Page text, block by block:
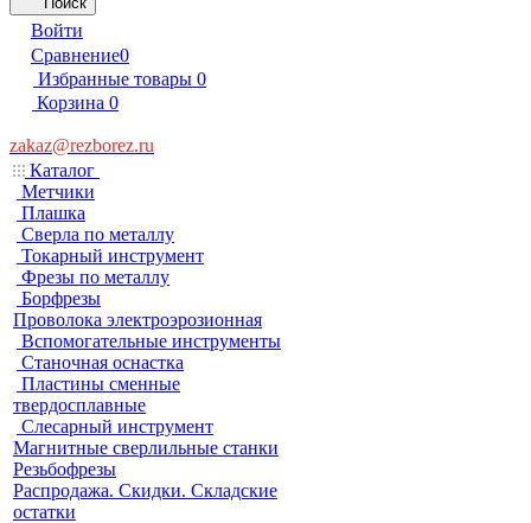
Войти
Сравнение0
Избранные товары 0
Корзина 0
zakaz@rezborez.ru
Каталог
Метчики
Плашка
Сверла по металлу
Токарный инструмент
Фрезы по металлу
Борфрезы
Проволока электроэрозионная
Вспомогательные инструменты
Станочная оснастка
Пластины сменные
твердосплавные
Слесарный инструмент
Магнитные сверлильные станки
Резьбофрезы
Распродажа. Скидки. Складские
остатки